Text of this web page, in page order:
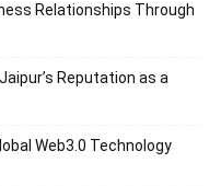
Relationships Through
Reputation as a
Web3.0 Technology